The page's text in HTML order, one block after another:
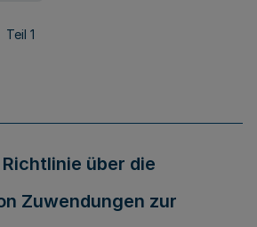
Teil 1
über die
Zuwendungen zur